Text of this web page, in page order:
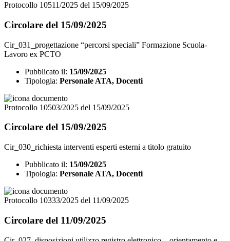
Protocollo 10511/2025 del 15/09/2025
Circolare del 15/09/2025
Cir_031_progettazione “percorsi speciali” Formazione Scuola-
Lavoro ex PCTO
Pubblicato il: 15/09/2025
Tipologia: Personale ATA, Docenti
Protocollo 10503/2025 del 15/09/2025
Circolare del 15/09/2025
Cir_030_richiesta interventi esperti esterni a titolo gratuito
Pubblicato il: 15/09/2025
Tipologia: Personale ATA, Docenti
Protocollo 10333/2025 del 11/09/2025
Circolare del 11/09/2025